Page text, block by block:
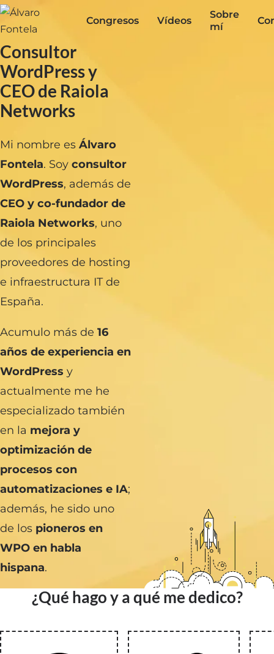
Congresos Vídeos
Sobre
mí
Consultor
WordPress y
CEO de Raiola
Networks
Mi nombre es Álvaro
Fontela. Soy consultor
WordPress, además de
CEO y co-fundador de
Raiola Networks, uno
de los principales
proveedores de hosting
e infraestructura IT de
España.
Acumulo más de 16
años de experiencia en
WordPress y
actualmente me he
especializado también
en la mejora y
optimización de
procesos con
automatizaciones e IA;
además, he sido uno
de los pioneros en
WPO en habla
hispana.
¿Qué hago y a qué me dedico?